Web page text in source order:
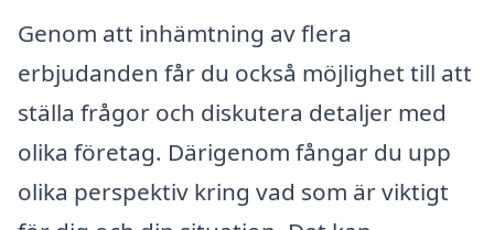
Genom att inhämtning av flera
erbjudanden får du också möjlighet till att
ställa frågor och diskutera detaljer med
olika företag. Därigenom fångar du upp
olika perspektiv kring vad som är viktigt